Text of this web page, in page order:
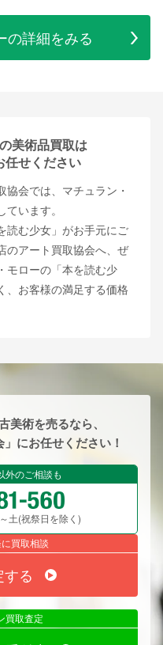
の詳細をみる
美術品買取は
任せください
会では、マチュラン・
います。
読む少女」がお手元にご
のアート買取協会へ、ぜ
モローの「本を読む少
、お客様の満足する価格
美術を売るなら、
にお任せください！
外のご相談も
土(祝祭日を除く)
買取相談
する
買取査定